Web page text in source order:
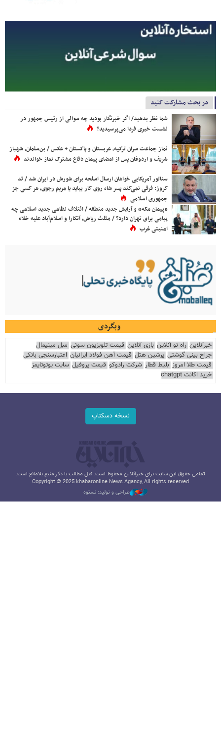
در بحث مشارکت کنید
شما نظر بدهید/ اگر خبرنگار بودید چه سوالی از رئیس جمهور در
نشست خبری فردا می‌پرسیدید؟
نماز جماعت سران ترکیه، عربستان و پاکستان + عکس / بن‌سلمان، شهباز
شریف و اردوغان پس از امضای پیمان دفاع مشترک نماز خواندند
سناتور آمریکایی خواهان ارسال اسلحه برای شورش در ایران شد / تد
کروز: فرقی نمی‌کند پسر شاه روی کار بیاید یا مریم رجوی، هر کسی جز
جمهوری اسلامی
«پیمان مکه» و آرایش جدید منطقه / ائتلاف نظامی جدید اسلامی چه
پیامی برای تهران دارد؟ / مثلث ریاض، آنکارا و اسلام‌آباد علیه خلاء
امنیتی غرب
وبگردی
خبرآنلاین راه نو آنلاین بازی آنلاین قیمت تلویزیون سونی مبل مینیمال
جراح بینی گوشتی پرشین هتل قیمت آهن فولاد ایرانیان اعتبارسنجی بانکی
قیمت طلا امروز بلیط قطار شرکت رادوکو قیمت پروفیل سایت یوتوتایمز
خرید اکانت chatgpt
نسخه دسکتاپ
تمامی حقوق این سایت برای خبرآنلاین محفوظ است. نقل مطالب با ذکر منبع بلامانع است.
Copyright © 2025 khabaronline News Agancy, All rights reserved
طراحی و تولید: نستوه